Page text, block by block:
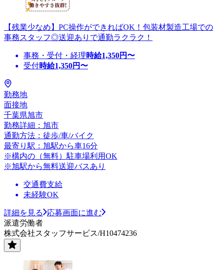
【残業少なめ】PC操作ができればOK！包装材製造工場での
事務スタッフ◎送迎ありで通勤ラクラク！
事務・受付・経理時給1,350円〜
受付時給1,350円〜
勤務地
面接地
千葉県旭市
勤務詳細：旭市
通勤方法：徒歩/車/バイク
最寄り駅：旭駅から車16分
※構内の（無料）駐車場利用OK
※旭駅から無料送迎バスあり
交通費支給
未経験OK
詳細を見る
応募画面に進む
派遣労働者
株式会社スタッフサービス/H10474236